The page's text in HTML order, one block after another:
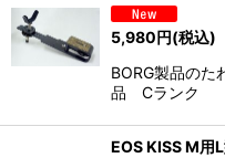
5,980円(税込)
BORG製品のた
品 Cランク
EOS KISS M